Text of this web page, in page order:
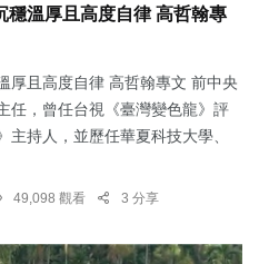
穩溫厚且高度自律 高哲翰專
厚且高度自律 高哲翰專文 前中央
任，曾任台視《臺灣變色龍》評
持人，並歷任華夏科技大學、
49,098 觀看 3 分享